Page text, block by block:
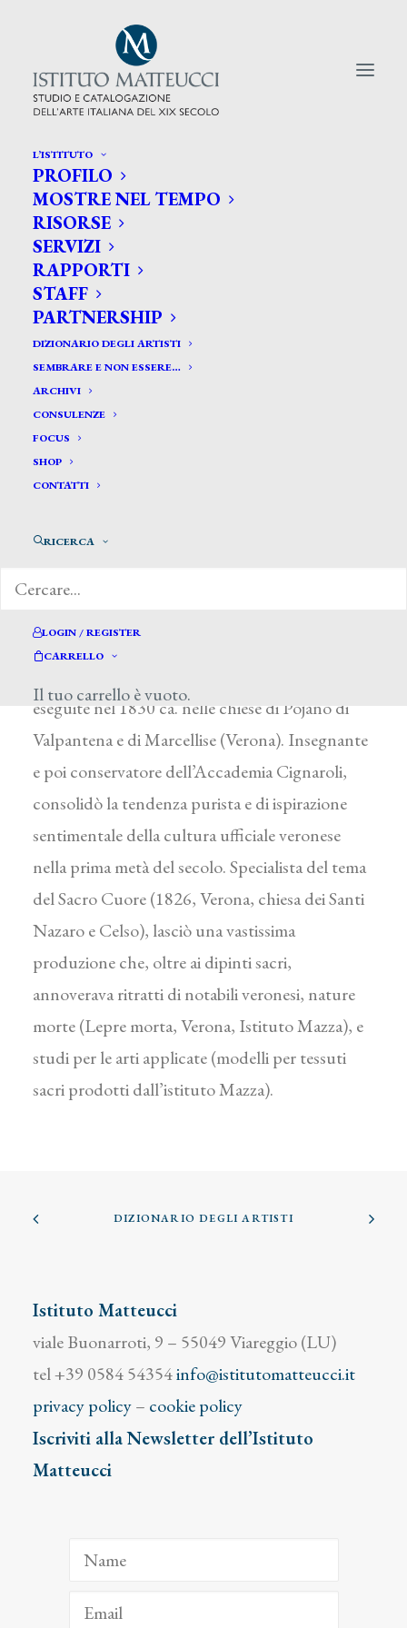
L’ISTITUTO
PROFILO
MOSTRE NEL TEMPO
RISORSE
SERVIZI
RAPPORTI
STAFF
PARTNERSHIP
DIZIONARIO DEGLI ARTISTI
SEMBRARE E NON ESSERE…
ARCHIVI
CONSULENZE
FOCUS
SHOP
CONTATTI
RICERCA
LOGIN / REGISTER
CARRELLO
Il tuo carrello è vuoto.
CERCA TRA GLI ARTISTI:
Search
for:
Caliari Giovanni Battista*
CALIARI GIOVANNI BATTISTA
Figlio e allievo di Paolino, prese l’avvio
veronese del Rinascimento, della quale offrì
eseguite nel 1830 ca. nelle chiese di Pojano di
Valpantena e di Marcellise (Verona). Insegnante
e poi conservatore dell’Accademia Cignaroli,
consolidò la tendenza purista e di ispirazione
sentimentale della cultura ufficiale veronese
nella prima metà del secolo. Specialista del tema
del Sacro Cuore (1826, Verona, chiesa dei Santi
Nazaro e Celso), lasciò una vastissima
produzione che, oltre ai dipinti sacri,
annoverava ritratti di notabili veronesi, nature
morte (Lepre morta, Verona, Istituto Mazza), e
studi per le arti applicate (modelli per tessuti
sacri prodotti dall’istituto Mazza).
DIZIONARIO DEGLI ARTISTI
Istituto Matteucci
viale Buonarroti, 9 – 55049 Viareggio (LU)
tel +39 0584 54354info@istitutomatteucci.it
privacy policy– cookie policy
Iscriviti alla Newsletter dell’Istituto
Matteucci